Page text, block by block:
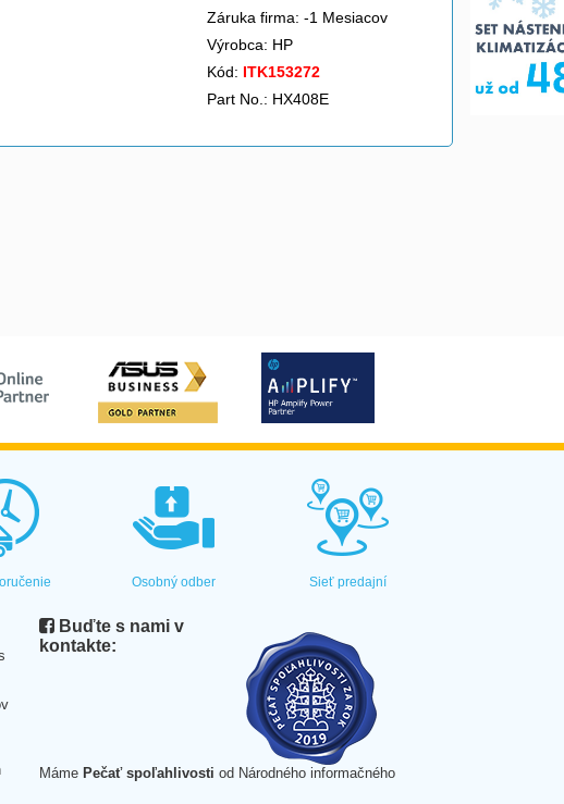
Záruka firma: -1 Mesiacov
Výrobca: HP
Kód: ITK153272
Part No.: HX408E
Osobný odber Sieť predajní
Buďte s nami v
kontakte:
Máme Pečať spoľahlivosti od Národného informačného